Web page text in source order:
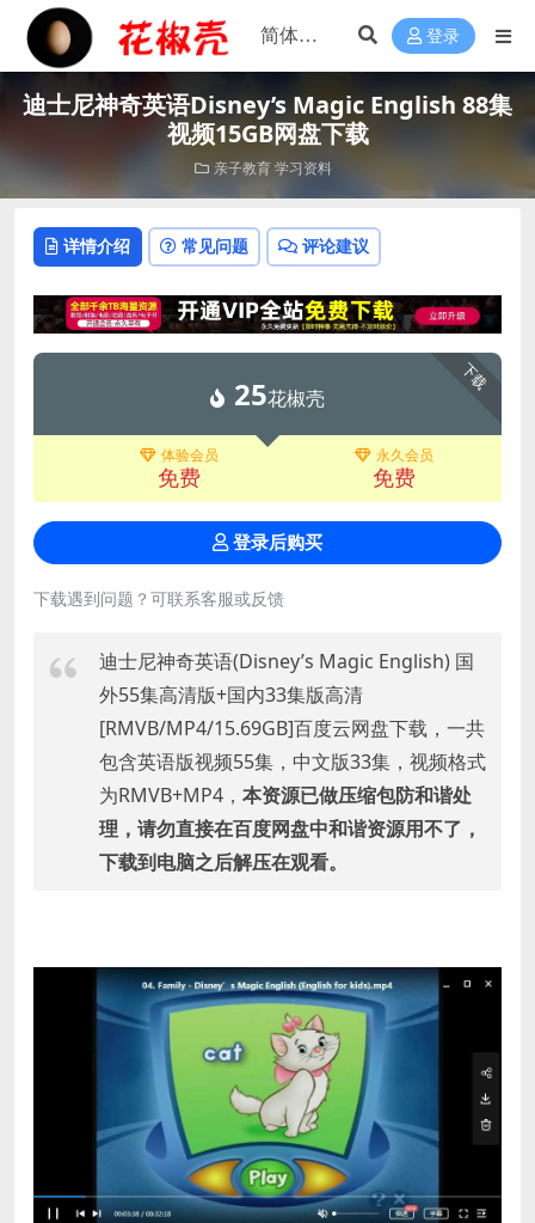
登录
迪士尼神奇英语Disney’s Magic English 88集
视频15GB网盘下载
亲子教育 学习资料
详情介绍 常见问题 评论建议
下载
25花椒壳
体验会员
免费
永久会员
免费
登录后购买
下载遇到问题？可联系客服或反馈
迪士尼神奇英语(Disney’s Magic English) 国
外55集高清版+国内33集版高清
[RMVB/MP4/15.69GB]百度云网盘下载，一共
包含英语版视频55集，中文版33集，视频格式
为RMVB+MP4， 本资源已做压缩包防和谐处
理，请勿直接在百度网盘中和谐资源用不了，
下载到电脑之后解压在观看。